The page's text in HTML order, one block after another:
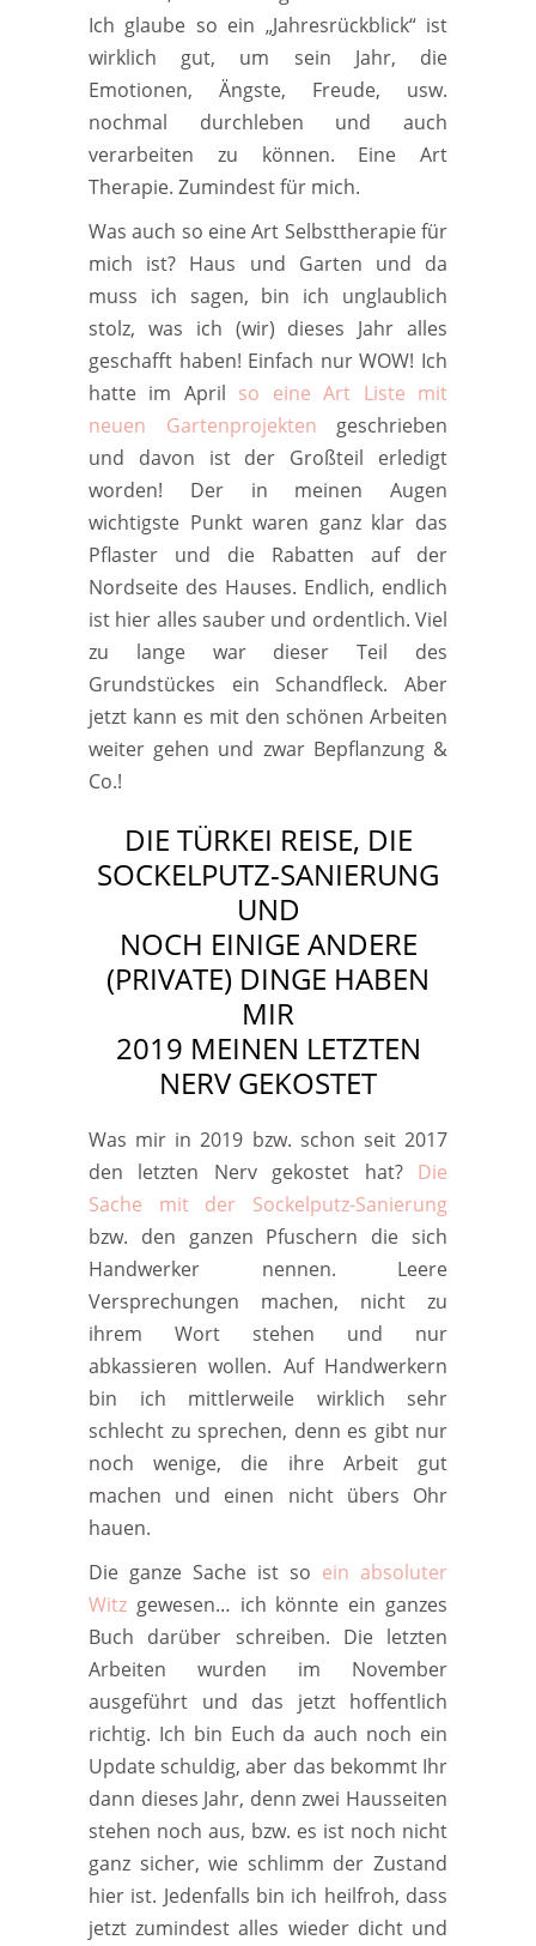
Ich glaube so ein „Jahresrückblick“ ist
wirklich gut, um sein Jahr, die
Emotionen, Ängste, Freude, usw.
nochmal durchleben und auch
verarbeiten zu können. Eine Art
Therapie. Zumindest für mich.
Was auch so eine Art Selbsttherapie für
mich ist? Haus und Garten und da
muss ich sagen, bin ich unglaublich
stolz, was ich (wir) dieses Jahr alles
geschafft haben! Einfach nur WOW! Ich
hatte im April so eine Art Liste mit
neuen Gartenprojekten geschrieben
und davon ist der Großteil erledigt
worden! Der in meinen Augen
wichtigste Punkt waren ganz klar das
Pflaster und die Rabatten auf der
Nordseite des Hauses. Endlich, endlich
ist hier alles sauber und ordentlich. Viel
zu lange war dieser Teil des
Grundstückes ein Schandfleck. Aber
jetzt kann es mit den schönen Arbeiten
weiter gehen und zwar Bepflanzung &
Co.!
DIE TÜRKEI REISE, DIE
SOCKELPUTZ-SANIERUNG
UND
NOCH EINIGE ANDERE
(PRIVATE) DINGE HABEN
MIR
2019 MEINEN LETZTEN
NERV GEKOSTET
Was mir in 2019 bzw. schon seit 2017
den letzten Nerv gekostet hat? Die
Sache mit der Sockelputz-Sanierung
bzw. den ganzen Pfuschern die sich
Handwerker nennen. Leere
Versprechungen machen, nicht zu
ihrem Wort stehen und nur
abkassieren wollen. Auf Handwerkern
bin ich mittlerweile wirklich sehr
schlecht zu sprechen, denn es gibt nur
noch wenige, die ihre Arbeit gut
machen und einen nicht übers Ohr
hauen.
Die ganze Sache ist so ein absoluter
Witz gewesen… ich könnte ein ganzes
Buch darüber schreiben. Die letzten
Arbeiten wurden im November
ausgeführt und das jetzt hoffentlich
richtig. Ich bin Euch da auch noch ein
Update schuldig, aber das bekommt Ihr
dann dieses Jahr, denn zwei Hausseiten
stehen noch aus, bzw. es ist noch nicht
ganz sicher, wie schlimm der Zustand
hier ist. Jedenfalls bin ich heilfroh, dass
jetzt zumindest alles wieder dicht und